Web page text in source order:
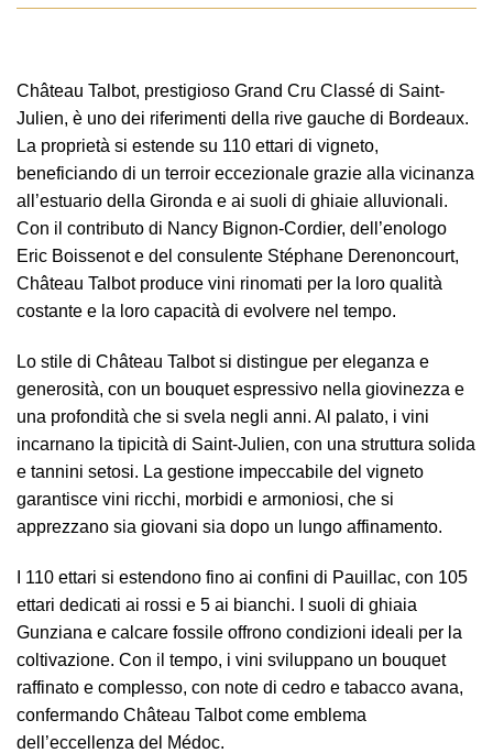
Château Talbot, prestigioso Grand Cru Classé di Saint-
Julien, è uno dei riferimenti della rive gauche di Bordeaux.
La proprietà si estende su 110 ettari di vigneto,
beneficiando di un terroir eccezionale grazie alla vicinanza
all’estuario della Gironda e ai suoli di ghiaie alluvionali.
Con il contributo di Nancy Bignon-Cordier, dell’enologo
Eric Boissenot e del consulente Stéphane Derenoncourt,
Château Talbot produce vini rinomati per la loro qualità
costante e la loro capacità di evolvere nel tempo.
Lo stile di Château Talbot si distingue per eleganza e
generosità, con un bouquet espressivo nella giovinezza e
una profondità che si svela negli anni. Al palato, i vini
incarnano la tipicità di Saint-Julien, con una struttura solida
e tannini setosi. La gestione impeccabile del vigneto
garantisce vini ricchi, morbidi e armoniosi, che si
apprezzano sia giovani sia dopo un lungo affinamento.
I 110 ettari si estendono fino ai confini di Pauillac, con 105
ettari dedicati ai rossi e 5 ai bianchi. I suoli di ghiaia
Gunziana e calcare fossile offrono condizioni ideali per la
coltivazione. Con il tempo, i vini sviluppano un bouquet
raffinato e complesso, con note di cedro e tabacco avana,
confermando Château Talbot come emblema
dell’eccellenza del Médoc.